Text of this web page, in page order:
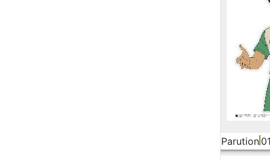
Parution